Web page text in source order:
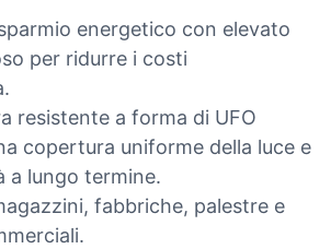
energetico con elevato
per ridurre i costi
resistente a forma di UFO
copertura uniforme della luce e
a lungo termine.
fabbriche, palestre e